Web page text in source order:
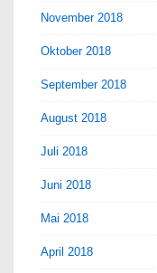
November 2018
Oktober 2018
September 2018
August 2018
Juli 2018
Juni 2018
Mai 2018
April 2018